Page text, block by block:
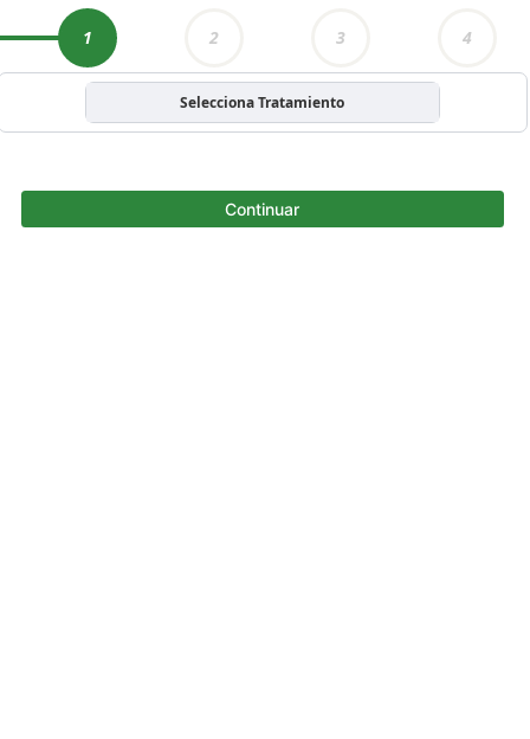
1 2 3 4
Selecciona Tratamiento
Continuar